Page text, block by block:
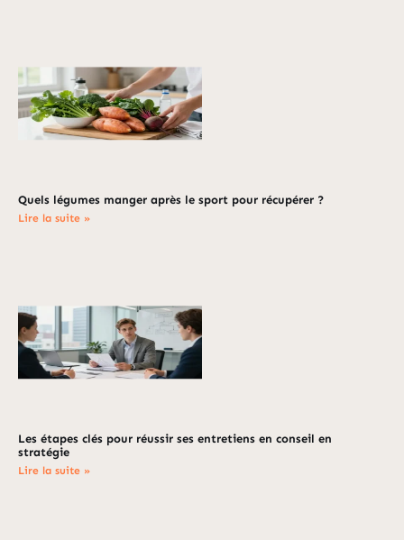
Quels légumes manger après le sport pour récupérer ?
Lire la suite »
Les étapes clés pour réussir ses entretiens en conseil en
stratégie
Lire la suite »